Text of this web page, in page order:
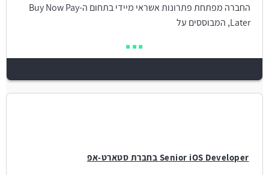
החברה מפתחת פתרונות אשראי מיידי בתחום ה-Buy Now Pay
Later, המבוססים על
Senior iOS Developer בחברת סטארט-אפ